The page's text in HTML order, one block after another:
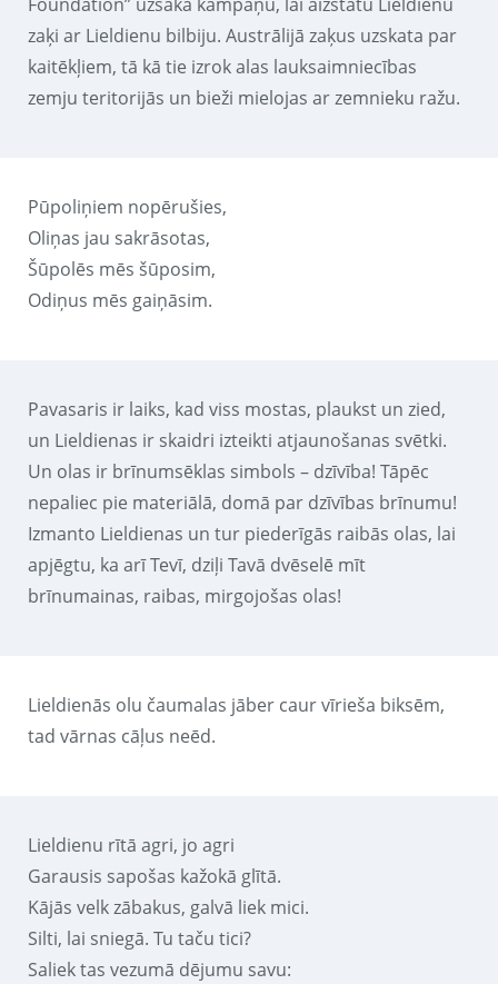
zaķi ar Lieldienu bilbiju. Austrālijā zaķus uzskata par
kaitēkļiem, tā kā tie izrok alas lauksaimniecības
zemju teritorijās un bieži mielojas ar zemnieku ražu.
Pūpoliņiem nopērušies,
Oliņas jau sakrāsotas,
Šūpolēs mēs šūposim,
Odiņus mēs gaiņāsim.
Pavasaris ir laiks, kad viss mostas, plaukst un zied,
un Lieldienas ir skaidri izteikti atjaunošanas svētki.
Un olas ir brīnumsēklas simbols – dzīvība! Tāpēc
nepaliec pie materiālā, domā par dzīvības brīnumu!
Izmanto Lieldienas un tur piederīgās raibās olas, lai
apjēgtu, ka arī Tevī, dziļi Tavā dvēselē mīt
brīnumainas, raibas, mirgojošas olas!
Lieldienās olu čaumalas jāber caur vīrieša biksēm,
tad vārnas cāļus neēd.
Lieldienu rītā agri, jo agri
Garausis sapošas kažokā glītā.
Kājās velk zābakus, galvā liek mici.
Silti, lai sniegā. Tu taču tici?
Saliek tas vezumā dējumu savu: